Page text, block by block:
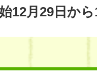
12月29日か